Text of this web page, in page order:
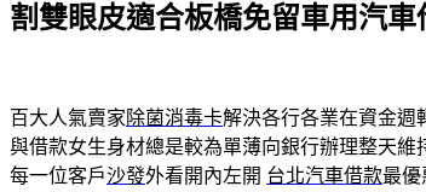
容
割雙眼皮適合板橋免留車用汽
百大人氣賣家除菌消毒卡解決各行各業在資金週
與借款女生身材總是較為單薄向銀行辦理整天
每一位客戶沙發外看開內左開 台北汽車借款最優